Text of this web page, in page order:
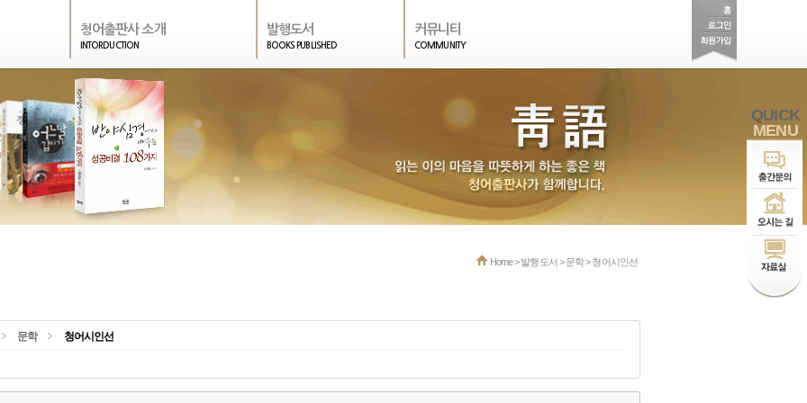
QUICK
MENU
청어출판사 소개
INTORDUCTION
발행도서
BOOKS PUBLISHED
커뮤니티
COMMUNITY
Home > 발행도서 > 문학 > 청어시인선
문학 청어시인선